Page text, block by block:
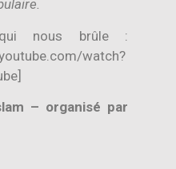
nous brûle :
watch?
– organisé par